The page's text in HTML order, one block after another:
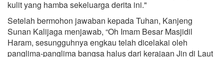
kulit yang hamba sekeluarga derita ini."
Setelah bermohon jawaban kepada Tuhan, Kanjeng
Sunan Kalijaga menjawab, “Oh Imam Besar Masjidil
Haram, sesungguhnya engkau telah dicelakai oleh
panglima-panglima bangsa halus dari kerajaan Jin di Laut